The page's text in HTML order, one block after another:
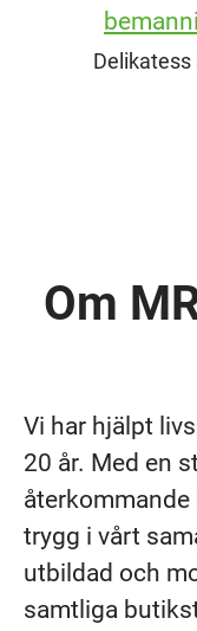
Delikatess
Om
Vi har hjälpt
20 år. Med en
trygg i vårt
utbildad och
samtliga